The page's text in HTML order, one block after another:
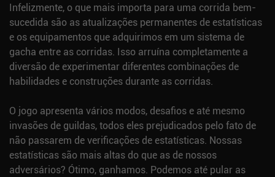
Infelizmente, o que mais importa para uma corrida bem-
sucedida são as atualizações permanentes de estatísticas
e os equipamentos que adquirimos em um sistema de
gacha entre as corridas. Isso arruína completamente a
diversão de experimentar diferentes combinações de
habilidades e construções durante as corridas.
O jogo apresenta vários modos, desafios e até mesmo
invasões de guildas, todos eles prejudicados pelo fato de
não passarem de verificações de estatísticas. Nossas
estatísticas são mais altas do que as de nossos
adversários? Ótimo, ganhamos. Podemos até pular as